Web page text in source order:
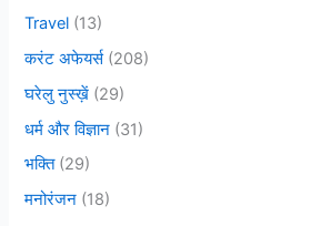
Travel (13)
करंट अफेयर्स(208)
घरेलु नुस्ख़ें (29)
धर्म और विज्ञान (31)
भक्ति(29)
मनोरंजन (18)